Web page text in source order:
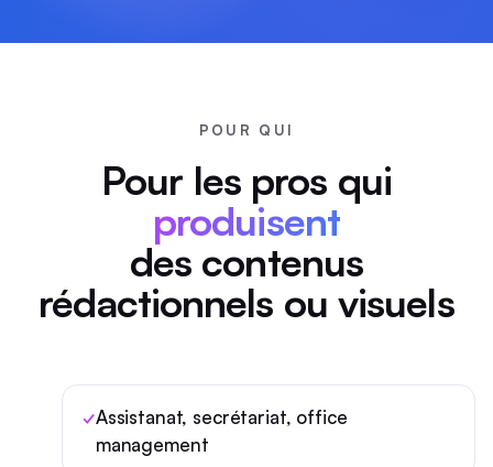
POUR QUI
Pour les pros qui
produisent
des contenus
rédactionnels ou visuels
Assistanat, secrétariat, office
management